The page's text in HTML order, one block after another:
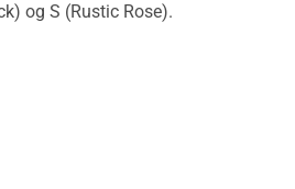
og S (Rustic Rose).